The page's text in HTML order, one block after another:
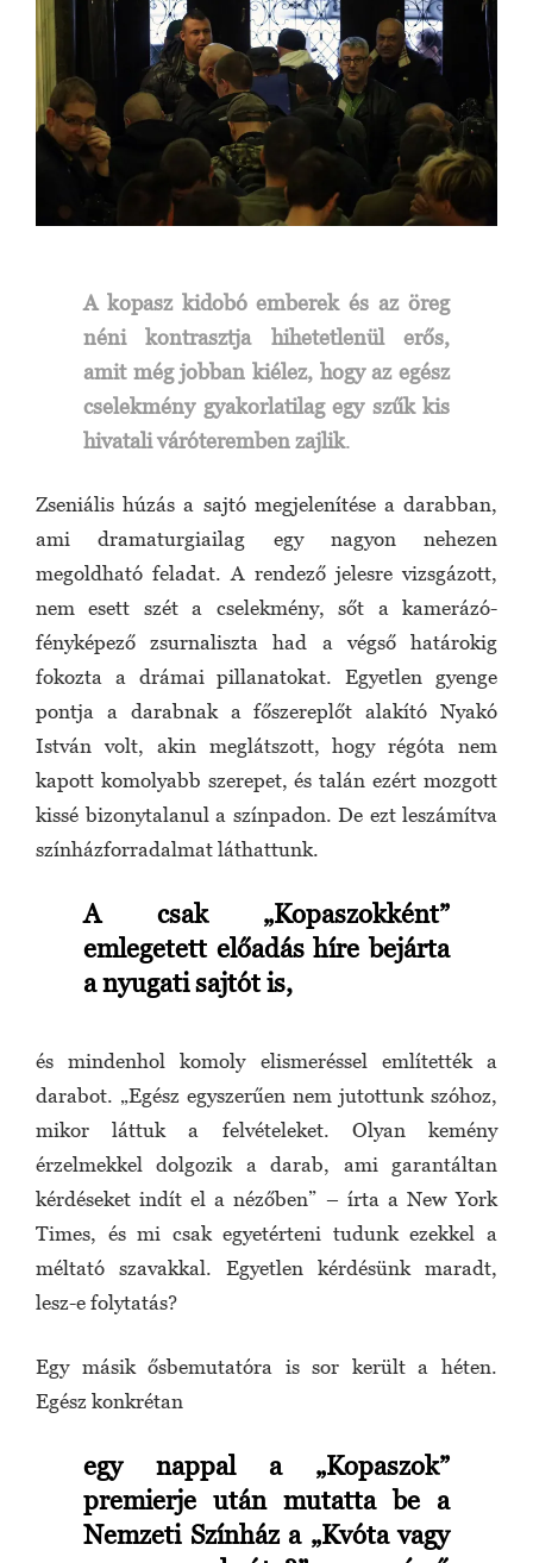
A kopasz kidobó emberek és az öreg
néni kontrasztja hihetetlenül erős,
amit még jobban kiélez, hogy az egész
cselekmény gyakorlatilag egy szűk kis
hivatali váróteremben zajlik.
Zseniális húzás a sajtó megjelenítése a darabban,
ami dramaturgiailag egy nagyon nehezen
megoldható feladat. A rendező jelesre vizsgázott,
nem esett szét a cselekmény, sőt a kamerázó-
fényképező zsurnaliszta had a végső határokig
fokozta a drámai pillanatokat. Egyetlen gyenge
pontja a darabnak a főszereplőt alakító Nyakó
István volt, akin meglátszott, hogy régóta nem
kapott komolyabb szerepet, és talán ezért mozgott
kissé bizonytalanul a színpadon. De ezt leszámítva
színházforradalmat láthattunk.
A csak „Kopaszokként”
emlegetett előadás híre bejárta
a nyugati sajtót is,
és mindenhol komoly elismeréssel említették a
darabot. „Egész egyszerűen nem jutottunk szóhoz,
mikor láttuk a felvételeket. Olyan kemény
érzelmekkel dolgozik a darab, ami garantáltan
kérdéseket indít el a nézőben” – írta a New York
Times, és mi csak egyetérteni tudunk ezekkel a
méltató szavakkal. Egyetlen kérdésünk maradt,
lesz-e folytatás?
Egy másik ősbemutatóra is sor került a héten.
Egész konkrétan
egy nappal a „Kopaszok”
premierje után mutatta be a
Nemzeti Színház a „Kvóta vagy